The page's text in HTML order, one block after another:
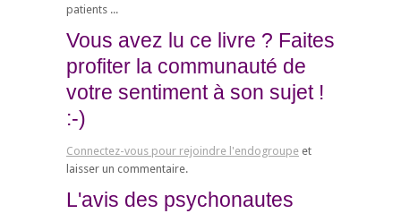
patients ...
Vous avez lu ce livre ? Faites
profiter la communauté de
votre sentiment à son sujet !
:-)
Connectez-vous pour rejoindre l'endogroupe et
laisser un commentaire.
L'avis des psychonautes